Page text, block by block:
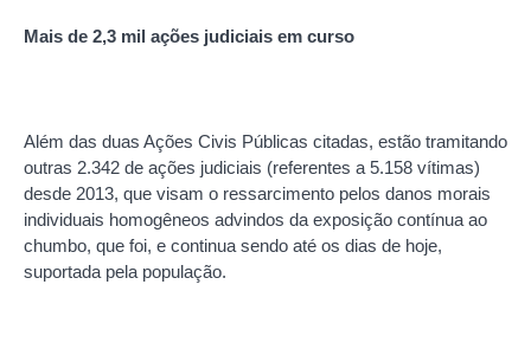
Mais de 2,3 mil ações judiciais em curso
Além das duas Ações Civis Públicas citadas, estão tramitando
outras 2.342 de ações judiciais (referentes a 5.158 vítimas)
desde 2013, que visam o ressarcimento pelos danos morais
individuais homogêneos advindos da exposição contínua ao
chumbo, que foi, e continua sendo até os dias de hoje,
suportada pela população.